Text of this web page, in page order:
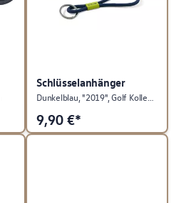
Schlüsselanhänger
Dunkelblau, "2019", Golf Kollektion
9,90 €*